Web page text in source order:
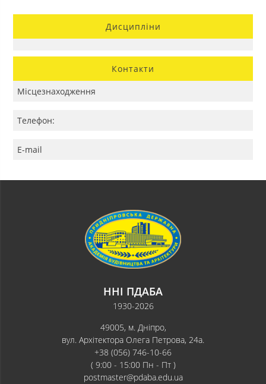
Дисципліни
Контакти
Місцезнаходження
Телефон:
E-mail
ННІ ПДАБА
1930-2026
49005, м. Дніпро,
вул. Архітектора Олега Петрова, 24а.
+38 (056) 746-10-66
( 9:00 - 15:00 Пн - Пт )
postmaster@pdaba.edu.ua